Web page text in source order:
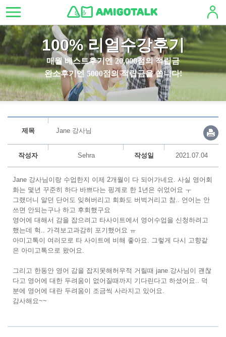
100% 리얼수강후기
매월 베스트후기엔 20,000점의 적립금
완소후기엔 5000점의 적립금을 쏩니다!
제목 Jane 강사님
작성자 Sehra 작성일 2021.07.04
Jane 강사님이랑 수업한지 이제 2개월이 다 되어가네요. 사실 영어회
화는 몇년 꾸준히 하다 바쁘다는 핑계로 한 1년은 쉬었어요 ㅜ
그랬더니 알던 단어도 잊혀버리고 회화도 버벅거리고 참.. 언어는 안
쓰면 안되는구나 하고 후회했구요
영어에 대해서 감을 잡으려고 타사이트에서 영어수업을 신청하려고
했는데 헉.. 가격보고과감히 포기했어요 ㅠ
아미고톡이 여러모로 타 사이트에 비해 좋아요. 그렇게 다시 고향같
은 아미고톡으로 왔어요.
그리고 한동안 영어 감을 잡지못해허우적 거릴때 jane 강사님이 괜찮
다고 영어에 대한 두려움이 없어질때까지 기다린다고 하셨어요.. 덕
분에 영어에 대란 두려움이 조금씩 사라지고 있어요.
감사해요~~